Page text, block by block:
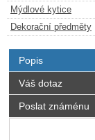
Mýdlové kytice
Dekorační předměty
Popis
Váš dotaz
Poslat známénu